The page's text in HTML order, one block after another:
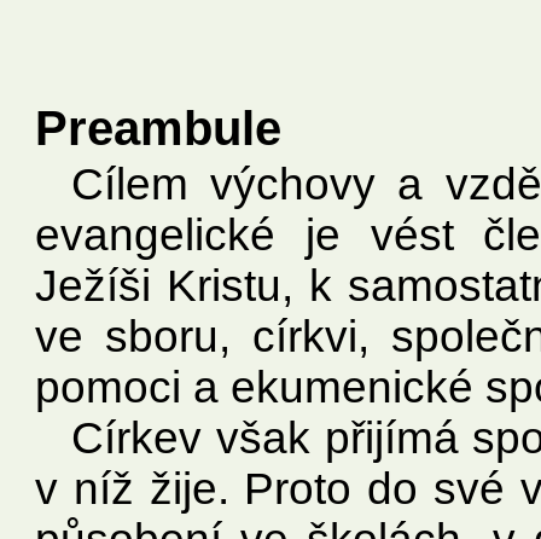
Preambule
Cílem výchovy a
evangelické je vést
Ježíši Kristu, k
ve sboru, církvi,
pomoci a ekumenické
Církev však přijímá
v níž žije. Proto do své